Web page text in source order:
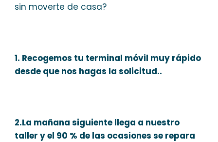
sin moverte de casa?
1. Recogemos tu terminal móvil muy rápido
desde que nos hagas la solicitud..
2.La mañana siguiente llega a nuestro
taller y el 90 % de las ocasiones se repara